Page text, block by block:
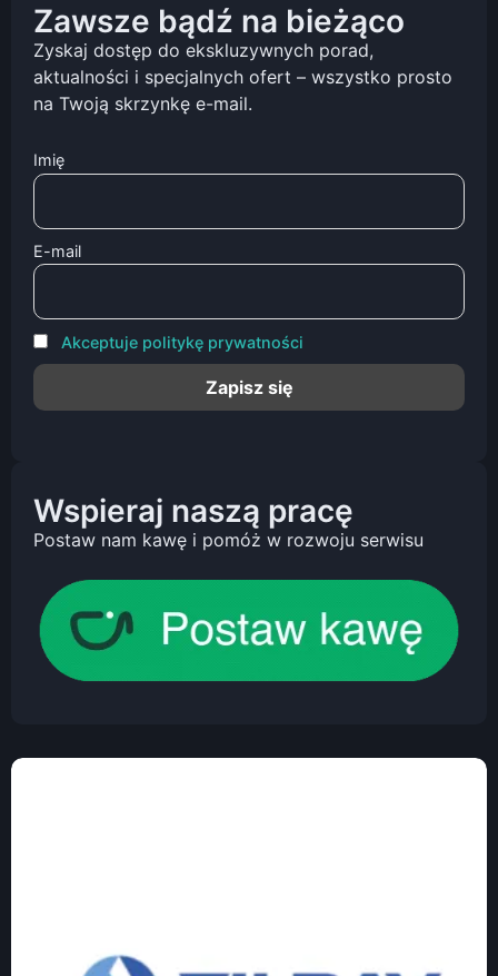
Zawsze bądź na bieżąco
Zyskaj dostęp do ekskluzywnych porad,
aktualności i specjalnych ofert – wszystko prosto
na Twoją skrzynkę e-mail.
Imię
E-mail
Akceptuje politykę prywatności
Wspieraj naszą pracę
Postaw nam kawę i pomóż w rozwoju serwisu